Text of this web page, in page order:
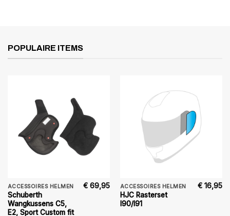
POPULAIRE ITEMS
ACCESSOIRES HELMEN
Schuberth
Wangkussens C5,
E2, Sport Custom fit
€ 69,95 ACCESSOIRES HELMEN
HJC Rasterset
I90/I91
€ 16,95